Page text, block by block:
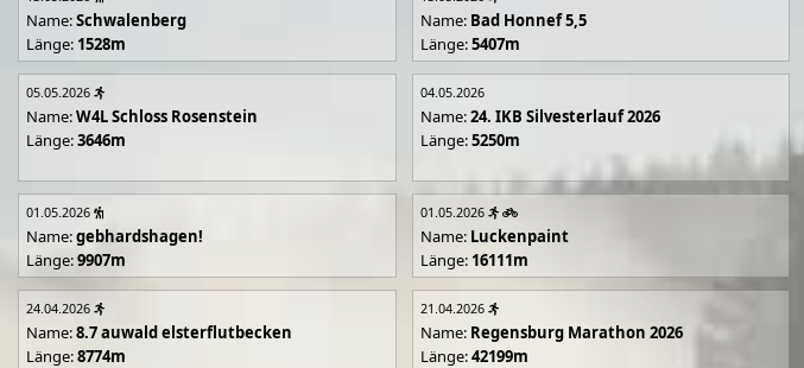
Name:Schwalenberg
Länge: 1528m
Name: Bad Honnef 5,5
Länge:5407m
05.05.2026
Name:W4L Schloss Rosenstein
Länge:3646m
04.05.2026
Name:24. IKB Silvesterlauf 2026
Länge:5250m
01.05.2026
Name:gebhardshagen!
Länge:9907m
01.05.2026
Name: Luckenpaint
Länge: 16111m
24.04.2026
Name:8.7 auwald elsterflutbecken
Länge:8774m
21.04.2026
Name: Regensburg Marathon 2026
Länge:42199m